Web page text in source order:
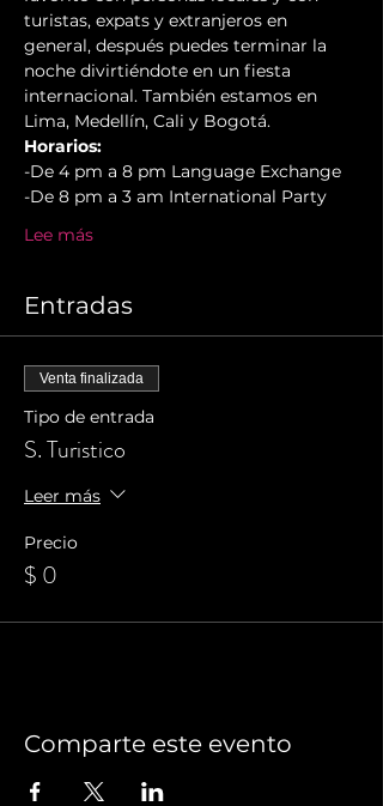
turistas, expats y extranjeros en
general, después puedes terminar la
noche divirtiéndote en un fiesta
internacional. También estamos en
Lima, Medellín, Cali y Bogotá.
Horarios:
-De 4 pm a 8 pm Language Exchange
-De 8 pm a 3 am International Party
Lee más
Entradas
Venta finalizada
Tipo de entrada
S. Turistico
Leer más
Precio
$ 0
Comparte este evento